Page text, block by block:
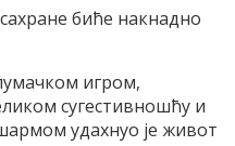
биће накнадно
игром,
сугестивношћу и
удахнуо jе живот